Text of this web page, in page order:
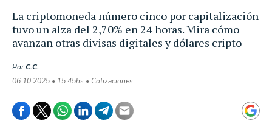
La criptomoneda número cinco por capitalización
tuvo un alza del 2,70% en 24 horas. Mira cómo
avanzan otras divisas digitales y dólares cripto
PorC.C.
06.10.2025 • 15:45hs • Cotizaciones